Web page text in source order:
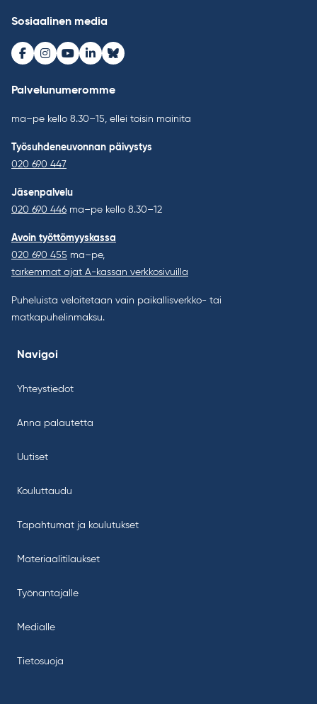
Sosiaalinen media
Facebook
Instagram
Youtube
LinkedInBluesky
Palvelunumeromme
ma–pe kello 8.30–15, ellei toisin mainita
Työsuhdeneuvonnan päivystys
020 690 447
Jäsenpalvelu
020 690 446 ma–pe kello 8.30–12
Avoin työttömyyskassa
020 690 455 ma–pe,
tarkemmat ajat A-kassan verkkosivuilla
Puheluista veloitetaan vain paikallisverkko- tai
matkapuhelinmaksu.
Navigoi
Yhteystiedot
Anna palautetta
Uutiset
Kouluttaudu
Tapahtumat ja koulutukset
Materiaalitilaukset
Työnantajalle
Medialle
Tietosuoja